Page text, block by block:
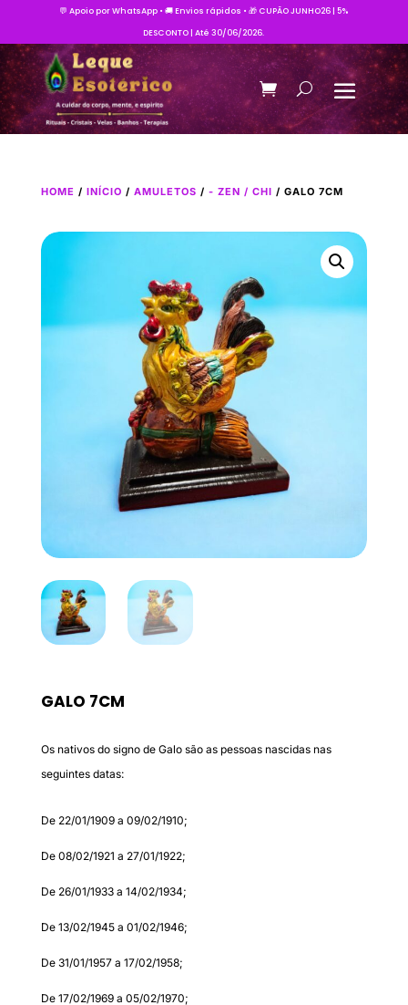
💬 Apoio por WhatsApp • 🚚 Envios rápidos • 🎁 CUPÃO JUNHO26 | 5%
DESCONTO | Até 30/06/2026.
HOME / INÍCIO / AMULETOS / - ZEN / CHI / GALO 7CM
GALO 7CM
Os nativos do signo de Galo são as pessoas nascidas nas
seguintes datas:
De 22/01/1909 a 09/02/1910;
De 08/02/1921 a 27/01/1922;
De 26/01/1933 a 14/02/1934;
De 13/02/1945 a 01/02/1946;
De 31/01/1957 a 17/02/1958;
De 17/02/1969 a 05/02/1970;